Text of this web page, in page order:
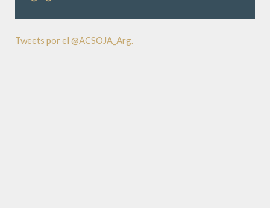
Tweets por el @ACSOJA_Arg.